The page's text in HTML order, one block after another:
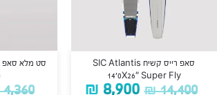
סאפ רייס קשיח SIC Atlantis
14’0X26″ Super Fly
₪14,400
₪ 8,900
4,360